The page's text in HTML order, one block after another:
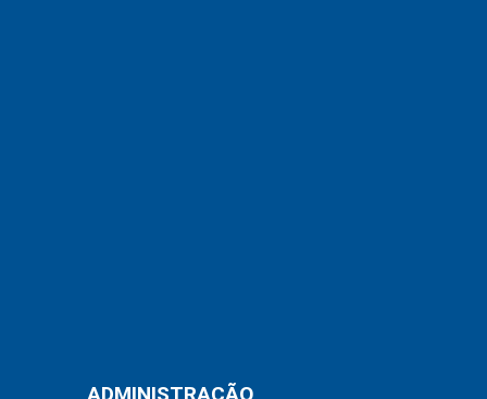
ADMINISTRAÇÃO